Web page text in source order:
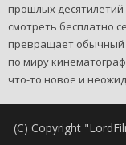
прошлых
смотреть бесплатно
превращает обычный
по миру
что-то новое и
(C) Copyright